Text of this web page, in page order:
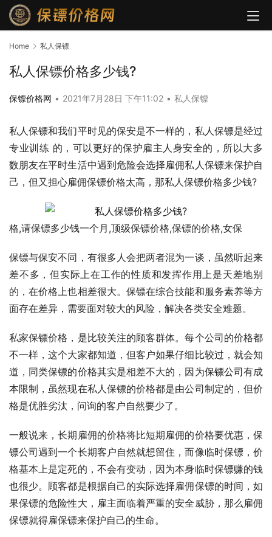
Home 私人保镖
私人保镖价格多少钱?
保镖价格网 • 2021年7月28日 下午11:02 • 私人保镖
私人保镖和我们平时见的保安是不一样的，私人保镖是经过
专业训练 的，可以更好的保护雇主人身安全的，所以大多
数朋友在平时生活中遇到危险会选择雇佣私人保镖来保护自
己，但又担心雇佣保镖价格太高，那私人保镖价格多少钱?
格,请保镖多少钱一个月,顶级保镖价格,保镖的价格,女保
保镖与保安不同，有很多人会把两者混为一谈，虽然听起来
差不多，但实际上在工作的性质和发挥作用上是天差地别
的，在价格上也相差很大。保镖在综合技能和服务素养等方
面存在差异，需要面对较大的风险，解决各类安全难题。
私家保镖价格，是比较关注的顾客群体。每个公司的价格都
不一样，这个大家都知道，但客户如果仔细比较过，就会知
道，同类保镖的价格其实是相差不大的，因为保镖公司有成
本限制，虽然现在私人保镖的价格都是由公司制定的，但价
格是优胜劣汰，问询的客户自然要少了。
一般说来，长期雇佣的价格将比短期雇佣的价格要优惠，保
镖公司遇到一个长期客户自然就想留住，而像临时保镖，价
格基本上是定死的，不会有变动，因为本身临时保镖赚的钱
也很少。顾客都是根据自己的实际选择雇佣保镖的时间，如
果保镖的危险性大，雇主面临着严重的安全威胁，那么雇佣
保镖就得雇保镖来保护自己的生命。